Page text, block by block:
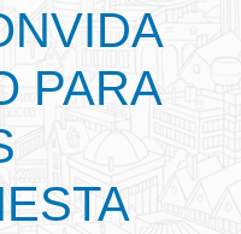
PARA